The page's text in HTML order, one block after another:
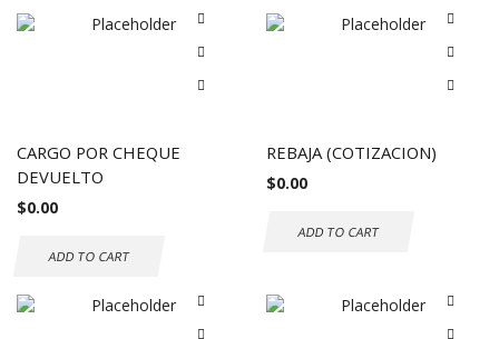
CARGO POR CHEQUE
DEVUELTO
$0.00
ADD TO CART
REBAJA (COTIZACION)
$0.00
ADD TO CART